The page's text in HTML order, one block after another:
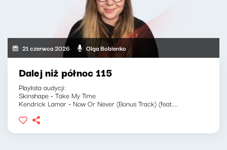
21 czerwca 2026 Olga Bobienko
Dalej niż północ 115
Playlista audycji:
Skinshape - Take My Time
Kendrick Lamar - Now Or Never (Bonus Track) (feat....